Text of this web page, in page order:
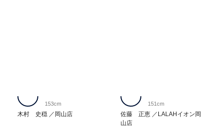
木村 史穏 岡山店
153cm
佐藤 正恵
LALAHイオン岡
山店
151cm